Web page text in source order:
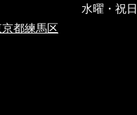
都練馬区
水曜・祝日